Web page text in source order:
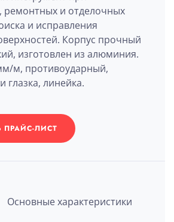
ремонтных и отделочных
и исправления
Корпус прочный
изготовлен из алюминия.
м, противоударный,
глазка, линейка.
ПРАЙС-ЛИСТ
Основные характеристики